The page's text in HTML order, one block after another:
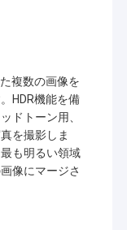
複数の画像を
HDR機能を備
ドトーン用、
を撮影しま
も明るい領域
像にマージさ